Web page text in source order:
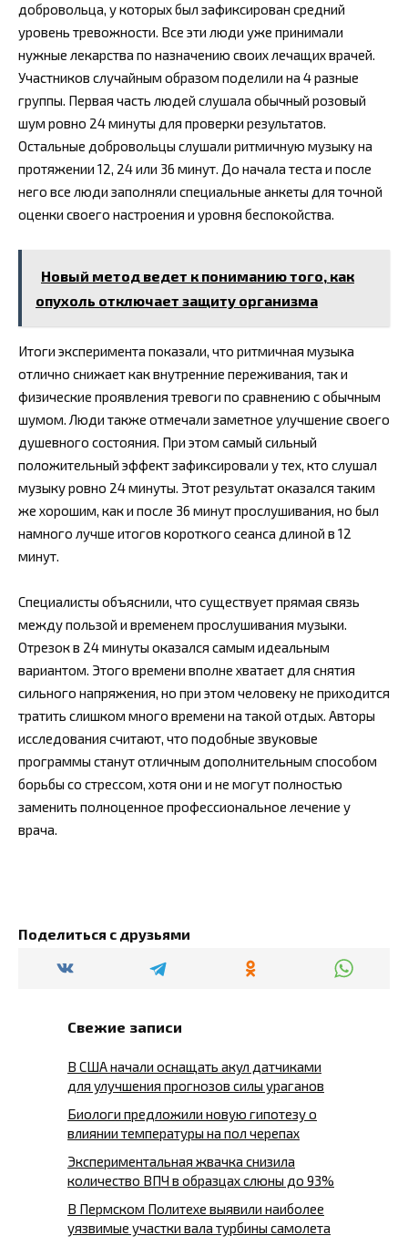
добровольца, у которых был зафиксирован средний
уровень тревожности. Все эти люди уже принимали
нужные лекарства по назначению своих лечащих врачей.
Участников случайным образом поделили на 4 разные
группы. Первая часть людей слушала обычный розовый
шум ровно 24 минуты для проверки результатов.
Остальные добровольцы слушали ритмичную музыку на
протяжении 12, 24 или 36 минут. До начала теста и после
него все люди заполняли специальные анкеты для точной
оценки своего настроения и уровня беспокойства.
Новый метод ведет к пониманию того, как
опухоль отключает защиту организма
Итоги эксперимента показали, что ритмичная музыка
отлично снижает как внутренние переживания, так и
физические проявления тревоги по сравнению с обычным
шумом. Люди также отмечали заметное улучшение своего
душевного состояния. При этом самый сильный
положительный эффект зафиксировали у тех, кто слушал
музыку ровно 24 минуты. Этот результат оказался таким
же хорошим, как и после 36 минут прослушивания, но был
намного лучше итогов короткого сеанса длиной в 12
минут.
Специалисты объяснили, что существует прямая связь
между пользой и временем прослушивания музыки.
Отрезок в 24 минуты оказался самым идеальным
вариантом. Этого времени вполне хватает для снятия
сильного напряжения, но при этом человеку не приходится
тратить слишком много времени на такой отдых. Авторы
исследования считают, что подобные звуковые
программы станут отличным дополнительным способом
борьбы со стрессом, хотя они и не могут полностью
заменить полноценное профессиональное лечение у
врача.
Поделиться с друзьями
Свежие записи
В США начали оснащать акул датчиками
для улучшения прогнозов силы ураганов
Биологи предложили новую гипотезу о
влиянии температуры на пол черепах
Экспериментальная жвачка снизила
количество ВПЧ в образцах слюны до 93%
В Пермском Политехе выявили наиболее
уязвимые участки вала турбины самолета